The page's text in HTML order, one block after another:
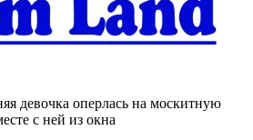
девочка оперлась на москитную
с ней из окна